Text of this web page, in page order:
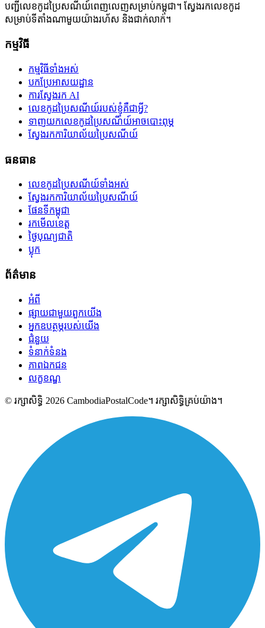
បញ្ជីលេខកូដប្រៃសណីយ៍ពេញលេញសម្រាប់កម្ពុជា។ ស្វែងរកលេខកូដ
សម្រាប់ទីតាំងណាមួយយ៉ាងរហ័ស និងជាក់លាក់។
កម្មវិធី
កម្មវិធីទាំងអស់
បកប្រែអាសយដ្ឋាន
ការស្វែងរក AI
លេខកូដប្រៃសណីយ៍របស់ខ្ញុំគឺជាអ្វី?
ទាញយកលេខកូដប្រៃសណីយ៍អាចបោះពុម្ភ
ស្វែងរកការិយាល័យប្រៃសណីយ៍
ធនធាន
លេខកូដប្រៃសណីយ៍ទាំងអស់
ស្វែងរកការិយាល័យប្រៃសណីយ៍
ផែនទីកម្ពុជា
រកមើលខេត្ត
ថ្ងៃបុណ្យជាតិ
ប្លុក
ព័ត៌មាន
អំពី
ផ្សាយជាមួយពួកយើង
អ្នកឧបត្ថម្ភរបស់យើង
ជំនួយ
ទំនាក់ទំនង
ភាពឯកជន
លក្ខខណ្ឌ
© រក្សាសិទ្ធិ 2026 CambodiaPostalCode។ រក្សាសិទ្ធិគ្រប់យ៉ាង។